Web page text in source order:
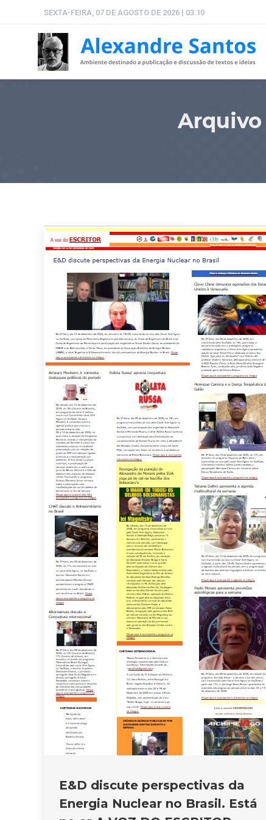
SEXTA-FEIRA, 07 DE AGOSTO DE 2026 | 03:10
Arquivo
E&D discute perspectivas da
Energia Nuclear no Brasil. Está